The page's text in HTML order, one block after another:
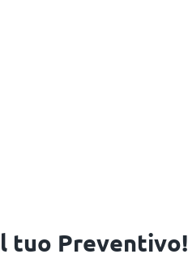
tuo Preventivo!